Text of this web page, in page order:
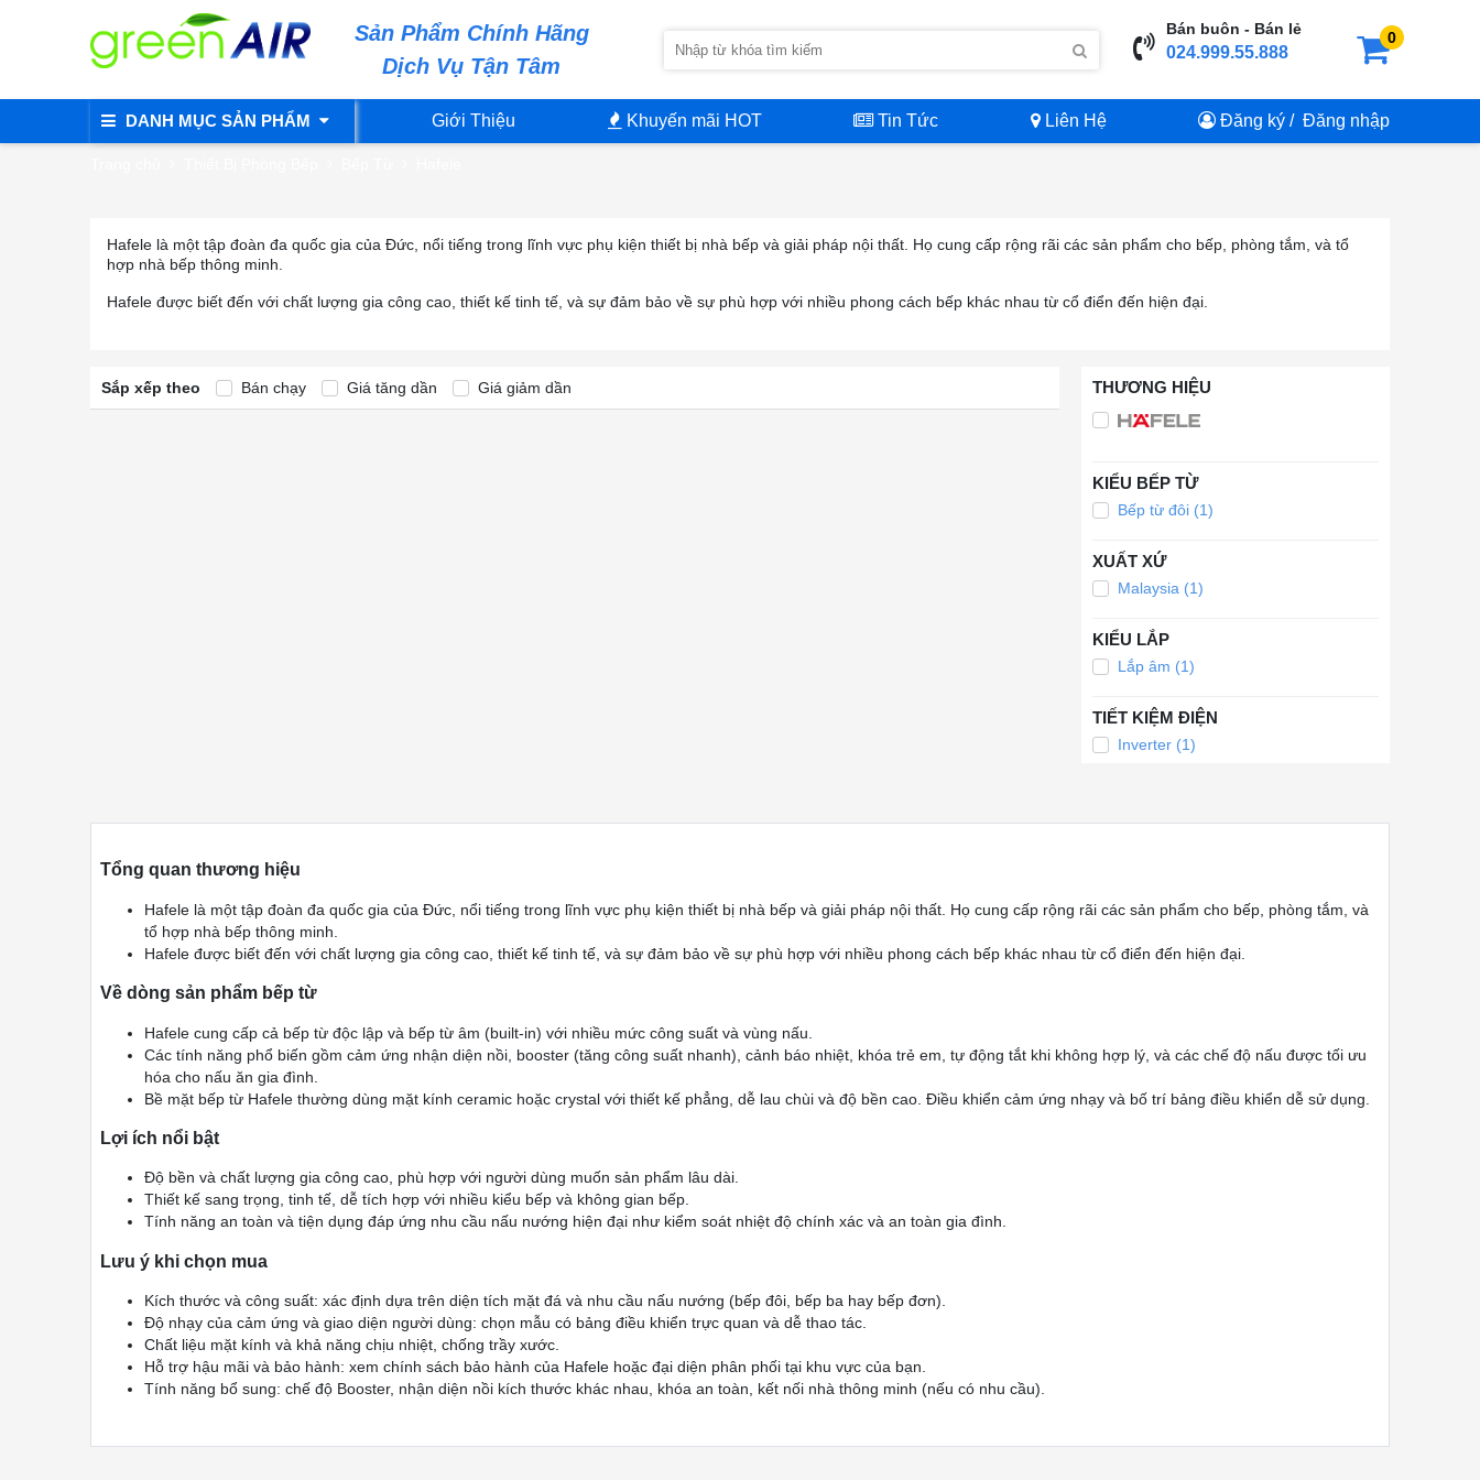
Sản Phẩm Chính Hãng
Dịch Vụ Tận Tâm
Bán buôn - Bán lẻ
024.999.55.888
0
DANH MỤC SẢN PHẨM Giới Thiệu Khuyến mãi HOT Tin Tức Liên Hệ Đăng ký / Đăng nhập
Hafele là một tập đoàn đa quốc gia của Đức, nổi tiếng trong lĩnh vực phụ kiện thiết bị nhà bếp và giải pháp nội thất. Họ cung cấp rộng rãi các sản phẩm cho bếp, phòng tắm, và tổ
hợp nhà bếp thông minh.
Hafele được biết đến với chất lượng gia công cao, thiết kế tinh tế, và sự đảm bảo về sự phù hợp với nhiều phong cách bếp khác nhau từ cổ điển đến hiện đại.
Sắp xếp theo Bán chạy Giá tăng dần Giá giảm dần THƯƠNG HIỆU
KIỂU BẾP TỪ
Bếp từ đôi (1)
XUẤT XỨ
Malaysia (1)
KIỂU LẮP
Lắp âm (1)
TIẾT KIỆM ĐIỆN
Inverter (1)
Tổng quan thương hiệu
Hafele là một tập đoàn đa quốc gia của Đức, nổi tiếng trong lĩnh vực phụ kiện thiết bị nhà bếp và giải pháp nội thất. Họ cung cấp rộng rãi các sản phẩm cho bếp, phòng tắm, và
tổ hợp nhà bếp thông minh.
Hafele được biết đến với chất lượng gia công cao, thiết kế tinh tế, và sự đảm bảo về sự phù hợp với nhiều phong cách bếp khác nhau từ cổ điển đến hiện đại.
Về dòng sản phẩm bếp từ
Hafele cung cấp cả bếp từ độc lập và bếp từ âm (built-in) với nhiều mức công suất và vùng nấu.
Các tính năng phổ biến gồm cảm ứng nhận diện nồi, booster (tăng công suất nhanh), cảnh báo nhiệt, khóa trẻ em, tự động tắt khi không hợp lý, và các chế độ nấu được tối ưu
hóa cho nấu ăn gia đình.
Bề mặt bếp từ Hafele thường dùng mặt kính ceramic hoặc crystal với thiết kế phẳng, dễ lau chùi và độ bền cao. Điều khiển cảm ứng nhạy và bố trí bảng điều khiển dễ sử dụng.
Lợi ích nổi bật
Độ bền và chất lượng gia công cao, phù hợp với người dùng muốn sản phẩm lâu dài.
Thiết kế sang trọng, tinh tế, dễ tích hợp với nhiều kiểu bếp và không gian bếp.
Tính năng an toàn và tiện dụng đáp ứng nhu cầu nấu nướng hiện đại như kiểm soát nhiệt độ chính xác và an toàn gia đình.
Lưu ý khi chọn mua
Kích thước và công suất: xác định dựa trên diện tích mặt đá và nhu cầu nấu nướng (bếp đôi, bếp ba hay bếp đơn).
Độ nhạy của cảm ứng và giao diện người dùng: chọn mẫu có bảng điều khiển trực quan và dễ thao tác.
Chất liệu mặt kính và khả năng chịu nhiệt, chống trầy xước.
Hỗ trợ hậu mãi và bảo hành: xem chính sách bảo hành của Hafele hoặc đại diện phân phối tại khu vực của bạn.
Tính năng bổ sung: chế độ Booster, nhận diện nồi kích thước khác nhau, khóa an toàn, kết nối nhà thông minh (nếu có nhu cầu).